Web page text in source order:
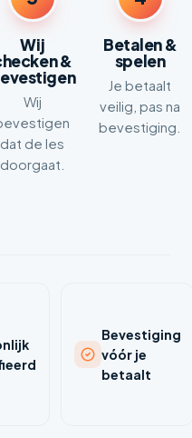
Wij
&
Wij
dat de les
doorgaat.
Betalen &
spelen
Je betaalt
veilig, pas na
bevestiging.
Bevestiging
vóór je
betaalt